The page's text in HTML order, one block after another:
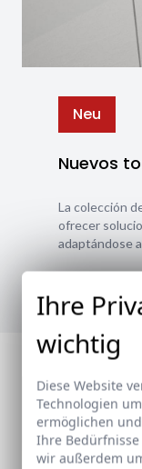
Neu
Nuevos
La colección
ofrecer
adaptándose
Ihre
wichtig
Diese Website
Technologien
ermöglichen
Ihre Bedürfnisse
wir außerdem